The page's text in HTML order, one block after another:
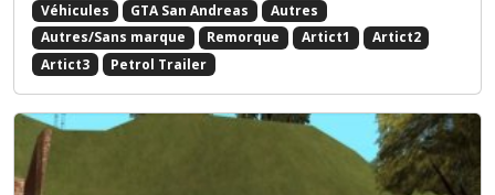
Véhicules GTA San Andreas
Autres
Autres/Sans marque
Remorque Artict1
Artict2
Artict3
Petrol Trailer